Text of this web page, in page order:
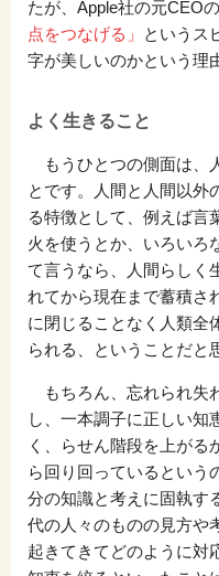
たが、Apple社の元CEO
点をつなげる」
というス
字が美しいのかという理
よく生きること
もうひとつの側面は、
とです。人間と人間以外
る特徴として、例えば言
火を使うとか、いろいろ
て言うなら、人間らしく
れてから現在まで蓄積さ
に閉じることなく人類全
られる、ということだと
もちろん、忘れられ失
し、一本調子に正しい知
く、らせん階段を上がる
ら回り回っているという
分の知識と考えに固執す
代の人々のものの見方や
起きてきてどのように対